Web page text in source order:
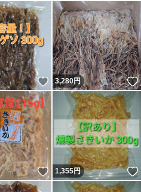
いいね！
3,280円
いいね！
1,355円